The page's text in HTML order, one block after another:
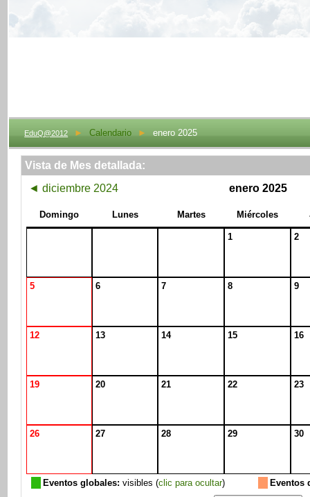
EduQ@2012 ► Calendario ► enero 2025
Vista de Mes detallada:
◄ diciembre 2024 enero 2025
Domingo Lunes Martes Miércoles
1 2
5 6 7 8 9
12 13 14 15 16
19 20 21 22 23
26 27 28 29 30
Eventos globales: visibles (clic para ocultar) Eventos